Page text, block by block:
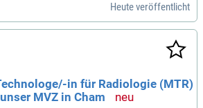
Heute veröffentlicht
in für Radiologie (MTR)
MVZ in Cham